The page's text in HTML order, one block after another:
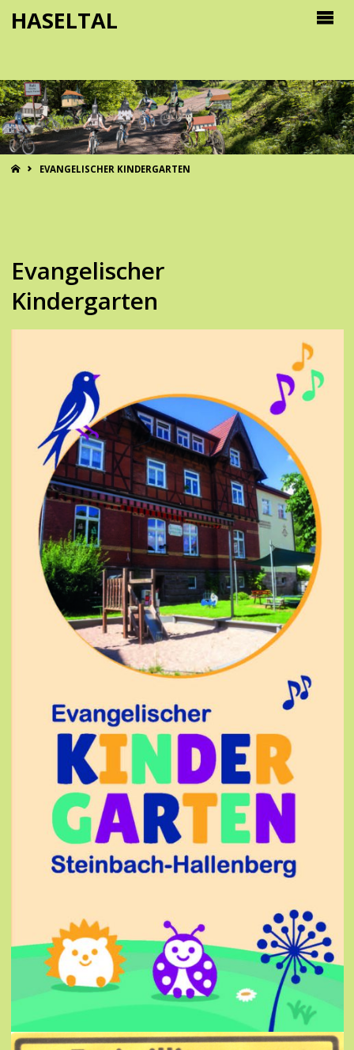
HASELTAL
HIER GEHTS ZUM PROGRAMM
STARTEVANGELISCHER KINDERGARTEN
Evangelischer
Kindergarten